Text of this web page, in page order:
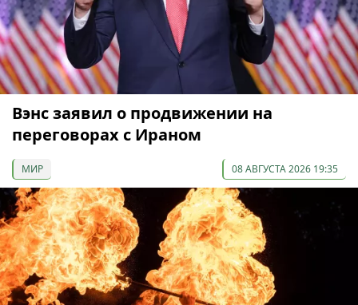
Вэнс заявил о продвижении на
переговорах с Ираном
МИР 08 АВГУСТА 2026 19:35